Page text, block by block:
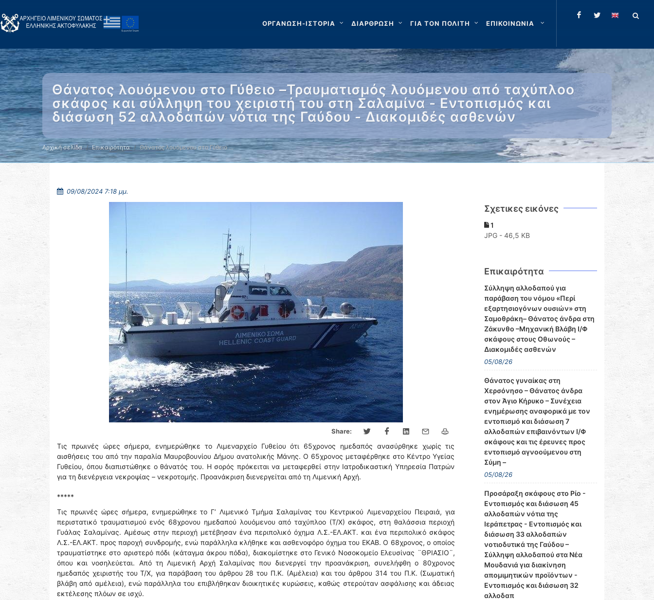
ΟΡΓΑΝΩΣΗ-ΙΣΤΟΡΙΑ ΔΙΑΡΘΡΩΣΗ ΓΙΑ ΤΟΝ ΠΟΛΙΤΗ ΕΠΙΚΟΙΝΩΝΙΑ
Θάνατος λουόμενου στο Γύθειο –Τραυματισμός λουόμενου από ταχύπλοο
σκάφος και σύλληψη του χειριστή του στη Σαλαμίνα - Εντοπισμός και
διάσωση 52 αλλοδαπών νότια της Γαύδου - Διακομιδές ασθενών
Αρχική σελίδα Επικαιρότητα Θάνατος λουόμενου στο Γύθειο …
09/08/2024 7:18 μμ.
Share:
Τις πρωινές ώρες σήμερα, ενημερώθηκε το Λιμεναρχείο Γυθείου ότι 65χρονος ημεδαπός ανασύρθηκε χωρίς τις
αισθήσεις του από την παραλία Μαυροβουνίου Δήμου ανατολικής Μάνης. Ο 65χρονος μεταφέρθηκε στο Κέντρο Υγείας
Γυθείου, όπου διαπιστώθηκε ο θάνατός του. Η σορός πρόκειται να μεταφερθεί στην Ιατροδικαστική Υπηρεσία Πατρών
για τη διενέργεια νεκροψίας – νεκροτομής. Προανάκριση διενεργείται από τη Λιμενική Αρχή.
*****
Τις πρωινές ώρες σήμερα, ενημερώθηκε το Γ’ Λιμενικό Τμήμα Σαλαμίνας του Κεντρικού Λιμεναρχείου Πειραιά, για
περιστατικό τραυματισμού ενός 68χρονου ημεδαπού λουόμενου από ταχύπλοο (Τ/Χ) σκάφος, στη θαλάσσια περιοχή
Γυάλας Σαλαμίνας. Αμέσως στην περιοχή μετέβησαν ένα περιπολικό όχημα Λ.Σ.-ΕΛ.ΑΚΤ. και ένα περιπολικό σκάφος
Λ.Σ.-ΕΛ.ΑΚΤ. προς παροχή συνδρομής, ενώ παράλληλα κλήθηκε και ασθενοφόρο όχημα του ΕΚΑΒ. Ο 68χρονος, ο οποίος
τραυματίστηκε στο αριστερό πόδι (κάταγμα άκρου πόδα), διακομίστηκε στο Γενικό Νοσοκομείο Ελευσίνας ¨ΘΡΙΑΣΙΟ¨,
όπου και νοσηλεύεται. Από τη Λιμενική Αρχή Σαλαμίνας που διενεργεί την προανάκριση, συνελήφθη ο 80χρονος
ημεδαπός χειριστής του Τ/Χ, για παράβαση του άρθρου 28 του Π.Κ. (Αμέλεια) και του άρθρου 314 του Π.Κ. (Σωματική
βλάβη από αμέλεια), ενώ παράλληλα του επιβλήθηκαν διοικητικές κυρώσεις, καθώς στερούταν ασφάλισης και άδειας
εκτέλεσης πλόων σε ισχύ.
Σχετικες εικόνες
1
JPG - 46,5 KB
Επικαιρότητα
Σύλληψη αλλοδαπού για
παράβαση του νόμου «Περί
εξαρτησιογόνων ουσιών» στη
Σαμοθράκη– Θάνατος άνδρα στη
Ζάκυνθο –Μηχανική Βλάβη Ι/Φ
σκάφους στους Οθωνούς –
Διακομιδές ασθενών
05/08/26
Θάνατος γυναίκας στη
Χερσόνησο – Θάνατος άνδρα
στον Άγιο Κήρυκο – Συνέχεια
ενημέρωσης αναφορικά με τον
εντοπισμό και διάσωση 7
αλλοδαπών επιβαινόντων Ι/Φ
σκάφους και τις έρευνες προς
εντοπισμό αγνοούμενου στη
Σύμη –
05/08/26
Προσάραξη σκάφους στο Ρίο -
Εντοπισμός και διάσωση 45
αλλοδαπών νότια της
Ιεράπετρας - Εντοπισμός και
διάσωση 33 αλλοδαπών
νοτιοδυτικά της Γαύδου –
Σύλληψη αλλοδαπού στα Νέα
Μουδανιά για διακίνηση
απομιμητικών προϊόντων -
Εντοπισμός και διάσωση 32
αλλοδαπ